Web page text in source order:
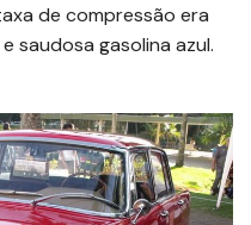
de compressão era
saudosa gasolina azul.